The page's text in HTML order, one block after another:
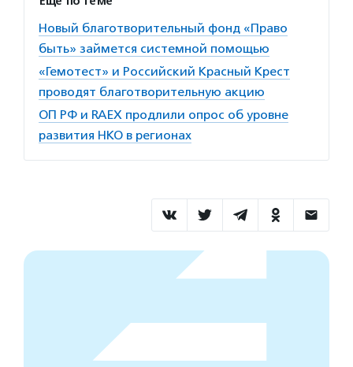
Новый благотворительный фонд «Право
быть» займется системной помощью
«Гемотест» и Российский Красный Крест
проводят благотворительную акцию
ОП РФ и RAEX продлили опрос об уровне
развития НКО в регионах